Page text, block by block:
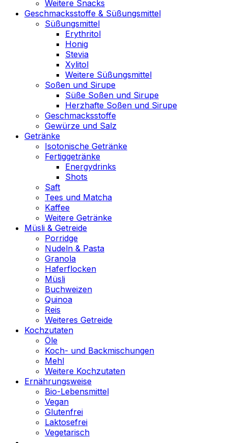
Weitere Snacks
Geschmacksstoffe & Süßungsmittel
Süßungsmittel
Erythritol
Honig
Stevia
Xylitol
Weitere Süßungsmittel
Soßen und Sirupe
Süße Soßen und Sirupe
Herzhafte Soßen und Sirupe
Geschmacksstoffe
Gewürze und Salz
Getränke
Isotonische Getränke
Fertiggetränke
Energydrinks
Shots
Saft
Tees und Matcha
Kaffee
Weitere Getränke
Müsli & Getreide
Porridge
Nudeln & Pasta
Granola
Haferflocken
Müsli
Buchweizen
Quinoa
Reis
Weiteres Getreide
Kochzutaten
Öle
Koch- und Backmischungen
Mehl
Weitere Kochzutaten
Ernährungsweise
Bio-Lebensmittel
Vegan
Glutenfrei
Laktosefrei
Vegetarisch